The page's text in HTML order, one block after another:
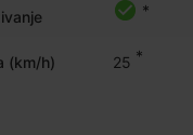
*
(km/h) 25 *